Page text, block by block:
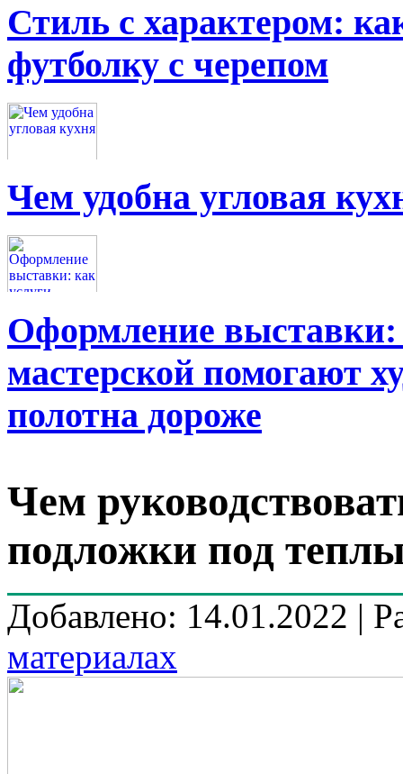
Стиль с характером:
футболку с черепом
Чем удобна угловая
Оформление выставки:
мастерской помогают
полотна дороже
Чем
подложки под
Добавлено: 14.01.2022 |
материалах